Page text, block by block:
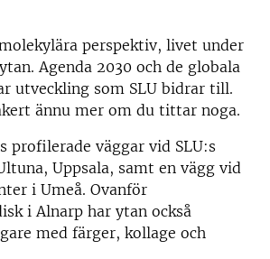
perspektiv, livet under
Agenda 2030 och de globala
utveckling som SLU bidrar till.
ännu mer om du tittar noga.
profilerade väggar vid SLU:s
Uppsala, samt en vägg vid
i Umeå. Ovanför
i Alnarp har ytan också
med färger, kollage och